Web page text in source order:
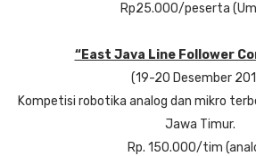
Rp25.000/peserta
“East Java Line Follower
(19-20 Desember
Kompetisi robotika analog dan mikro
Jawa Timur.
Rp. 150.000/tim